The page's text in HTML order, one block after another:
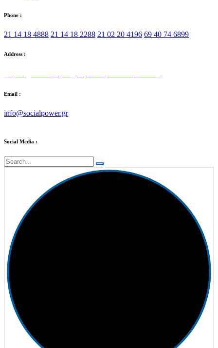
Phone :
21 14 18 4888 21 14 18 2288 21 02 20 4196 69 40 74 6899
Address :
Email :
info@socialpower.gr
Social Media :